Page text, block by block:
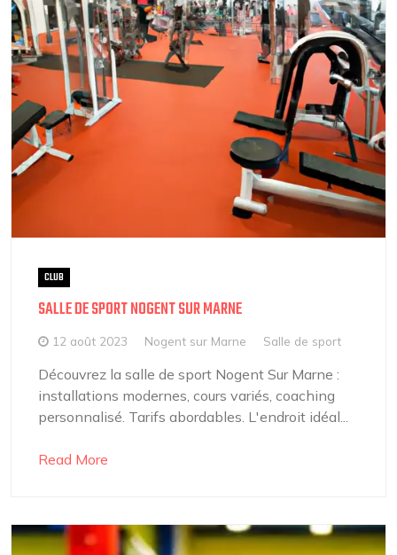
CLUB
SALLE DE SPORT NOGENT SUR MARNE
12 août 2023 Nogent sur Marne Salle de sport
Découvrez la salle de sport Nogent Sur Marne :
installations modernes, cours variés, coaching
personnalisé. Tarifs abordables. L'endroit idéal...
Read More